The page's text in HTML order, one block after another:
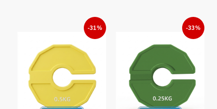
-33%
-31%